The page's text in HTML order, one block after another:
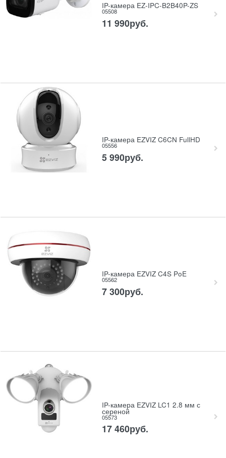
IP-камера EZ-IPC-B2B40P-ZS
05508
11 990руб.
IP-камера EZVIZ C6CN FullHD
05556
5 990руб.
IP-камера EZVIZ C4S PoE
05562
7 300руб.
IP-камера EZVIZ LC1 2.8 мм с
сереной
05573
17 460руб.